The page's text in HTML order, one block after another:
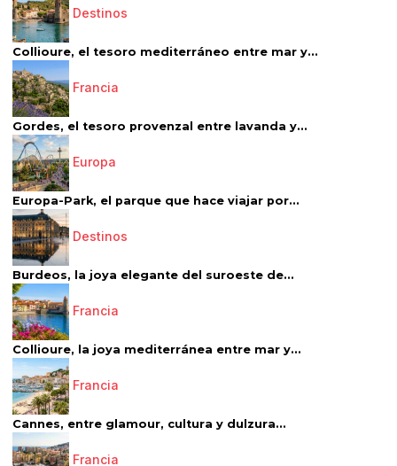
Destinos
Collioure, el tesoro mediterráneo entre mar y...
Francia
Gordes, el tesoro provenzal entre lavanda y...
Europa
Europa-Park, el parque que hace viajar por...
Destinos
Burdeos, la joya elegante del suroeste de...
Francia
Collioure, la joya mediterránea entre mar y...
Francia
Cannes, entre glamour, cultura y dulzura...
Francia